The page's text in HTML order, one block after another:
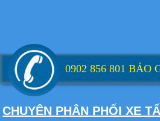
Xe tải
0902 856 801 BÁO
CHUYÊN PHÂN PHỐI XE